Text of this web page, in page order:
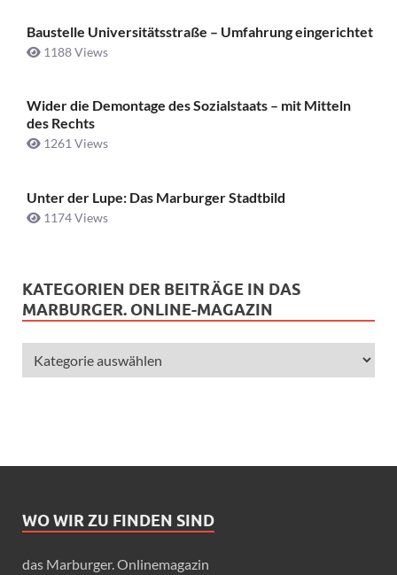
Baustelle Universitätsstraße ­– Umfahrung eingerichtet
1188 Views
Wider die Demontage des Sozialstaats – mit Mitteln
des Rechts
1261 Views
Unter der Lupe: Das Marburger Stadtbild
1174 Views
KATEGORIEN DER BEITRÄGE IN DAS
MARBURGER. ONLINE-MAGAZIN
WO WIR ZU FINDEN SIND
das Marburger. Onlinemagazin